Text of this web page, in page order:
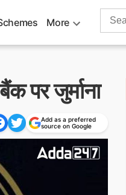
More
Search
पर जुर्माना
Add as a preferred
source on Google